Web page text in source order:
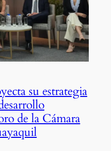
su estrategia
de la Cámara